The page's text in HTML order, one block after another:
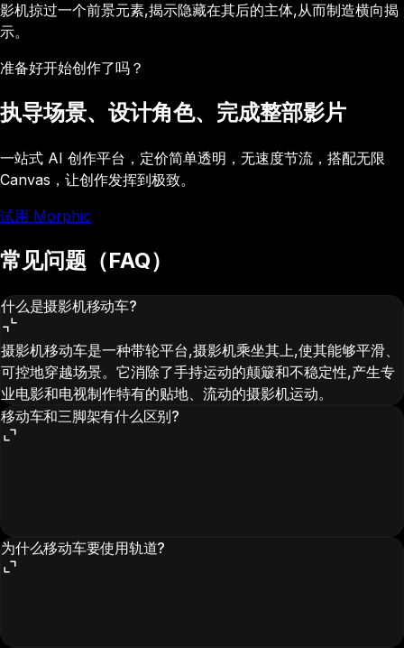
影机掠过一个前景元素,揭示隐藏在其后的主体,从而制造横向揭
示。
准备好开始创作了吗？
执导场景、设计角色、完成整部影片
一站式 AI 创作平台，定价简单透明，无速度节流，搭配无限
Canvas，让创作发挥到极致。
试用 Morphic
常见问题（FAQ）
什么是摄影机移动车?
摄影机移动车是一种带轮平台,摄影机乘坐其上,使其能够平滑、
可控地穿越场景。它消除了手持运动的颠簸和不稳定性,产生专
业电影和电视制作特有的贴地、流动的摄影机运动。
移动车和三脚架有什么区别?
为什么移动车要使用轨道?